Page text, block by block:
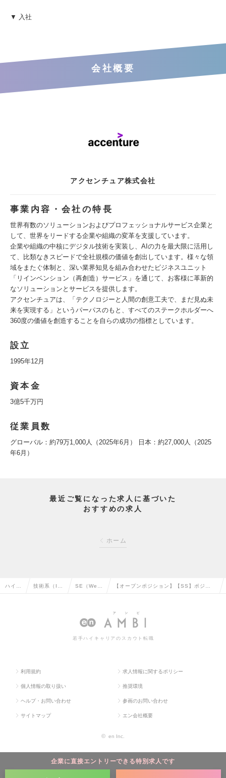
▼ 入社
会社概要
アクセンチュア株式会社
事業内容・会社の特長
世界有数のソリューションおよびプロフェッショナルサービス企業と
して、世界をリードする企業や組織の変革を支援しています。
企業や組織の中核にデジタル技術を実装し、AIの力を最大限に活用し
て、比類なきスピードで全社規模の価値を創出しています。様々な領
域をまたぐ体制と、深い業界知見を組み合わせたビジネスユニット
「リインベンション（再創造）サービス」を通じて、お客様に革新的
なソリューションとサービスを提供します。
アクセンチュアは、「テクノロジーと人間の創意工夫で、まだ見ぬ未
来を実現する」というパーパスのもと、すべてのステークホルダーへ
360度の価値を創造することを自らの成功の指標としています。
設立
1995年12月
資本金
3億5千万円
従業員数
グローバル：約79万1,000人（2025年6月） 日本：約27,000人（2025
年6月）
最近ご覧になった求人に基づいた
おすすめの求人
ホーム
企業に直接エントリーできる特別求人です
ハイク 技術系（I SE（We
ン系）の転
【オープンポジション】【SS】ポジシ
グ・エンジニアリング領域の求人情報
若手ハイキャリアのスカウト転職
利用規約 求人情報に関するポリシー
個人情報の取り扱い 推奨環境
ヘルプ・お問い合わせ 参画のお問い合わせ
サイトマップ エン会社概要
© en Inc.